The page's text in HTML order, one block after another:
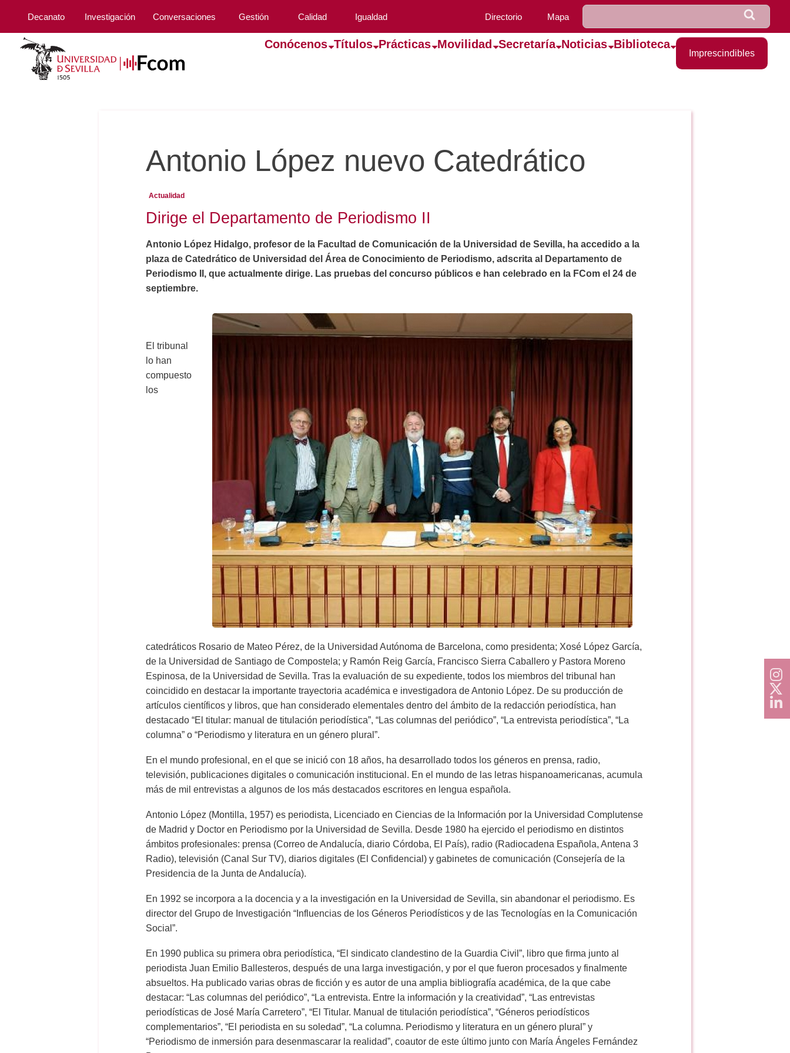
Decanato Investigación Conversaciones Gestión Calidad Igualdad Directorio Mapa
Conócenos Títulos Prácticas Movilidad Secretaría Noticias Biblioteca
Imprescindibles
Antonio López nuevo Catedrático
Actualidad
Dirige el Departamento de Periodismo II
Antonio López Hidalgo, profesor de la Facultad de Comunicación de la Universidad de Sevilla, ha accedido a la
plaza de Catedrático de Universidad del Área de Conocimiento de Periodismo, adscrita al Departamento de
Periodismo II, que actualmente dirige. Las pruebas del concurso públicos e han celebrado en la FCom el 24 de
septiembre.
El tribunal
lo han
compuesto
los
catedráticos Rosario de Mateo Pérez, de la Universidad Autónoma de Barcelona, como presidenta; Xosé López García,
de la Universidad de Santiago de Compostela; y Ramón Reig García, Francisco Sierra Caballero y Pastora Moreno
Espinosa, de la Universidad de Sevilla. Tras la evaluación de su expediente, todos los miembros del tribunal han
coincidido en destacar la importante trayectoria académica e investigadora de Antonio López. De su producción de
artículos científicos y libros, que han considerado elementales dentro del ámbito de la redacción periodística, han
destacado “El titular: manual de titulación periodística”, “Las columnas del periódico”, “La entrevista periodística”, “La
columna” o “Periodismo y literatura en un género plural”.
En el mundo profesional, en el que se inició con 18 años, ha desarrollado todos los géneros en prensa, radio,
televisión, publicaciones digitales o comunicación institucional. En el mundo de las letras hispanoamericanas, acumula
más de mil entrevistas a algunos de los más destacados escritores en lengua española.
Antonio López (Montilla, 1957) es periodista, Licenciado en Ciencias de la Información por la Universidad Complutense
de Madrid y Doctor en Periodismo por la Universidad de Sevilla. Desde 1980 ha ejercido el periodismo en distintos
ámbitos profesionales: prensa (Correo de Andalucía, diario Córdoba, El País), radio (Radiocadena Española, Antena 3
Radio), televisión (Canal Sur TV), diarios digitales (El Confidencial) y gabinetes de comunicación (Consejería de la
Presidencia de la Junta de Andalucía).
En 1992 se incorpora a la docencia y a la investigación en la Universidad de Sevilla, sin abandonar el periodismo. Es
director del Grupo de Investigación “Influencias de los Géneros Periodísticos y de las Tecnologías en la Comunicación
Social”.
En 1990 publica su primera obra periodística, “El sindicato clandestino de la Guardia Civil”, libro que firma junto al
periodista Juan Emilio Ballesteros, después de una larga investigación, y por el que fueron procesados y finalmente
absueltos. Ha publicado varias obras de ficción y es autor de una amplia bibliografía académica, de la que cabe
destacar: “Las columnas del periódico”, “La entrevista. Entre la información y la creatividad”, “Las entrevistas
periodísticas de José María Carretero”, “El Titular. Manual de titulación periodística”, “Géneros periodísticos
complementarios”, “El periodista en su soledad”, “La columna. Periodismo y literatura en un género plural” y
“Periodismo de inmersión para desenmascarar la realidad”, coautor de este último junto con María Ángeles Fernández